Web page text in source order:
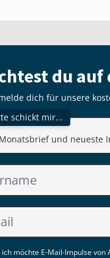
du
dich für unsere
schickt mir...
Monatsbrief und neueste
ich möchte E-Mail-Impulse